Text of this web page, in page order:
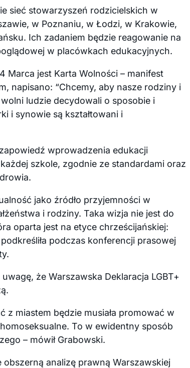
sieć stowarzyszeń rodzicielskich w
w Poznaniu, w Łodzi, w Krakowie,
Ich zadaniem będzie reagowanie na
w placówkach edukacyjnych.
Marca jest Karta Wolności – manifest
napisano: “Chcemy, aby nasze rodziny i
ludzie decydowali o sposobie i
i synowie są kształtowani i
wprowadzenia edukacji
szkole, zgodnie ze standardami oraz
jako źródło przyjemności w
i rodziny. Taka wizja nie jest do
oparta jest na etyce chrześcijańskiej:
podczas konferencji prasowej
że Warszawska Deklaracja LGBT+
z miastem będzie musiała promować w
To w ewidentny sposób
– mówił Grabowski.
analizę prawną Warszawskiej